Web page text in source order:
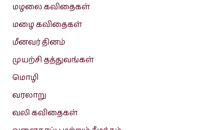
மழலை கவிதைகள்
மழை கவிதைகள்
மீனவர் தினம்
முயற்சி தத்துவங்கள்
மொழி
வரலாறு
வலி கவிதைகள்